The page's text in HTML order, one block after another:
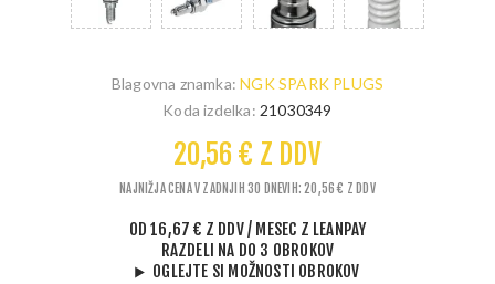
Blagovna znamka: NGK SPARK PLUGS
Koda izdelka: 21030349
20,56 € Z DDV
NAJNIŽJA CENA V ZADNJIH 30 DNEVIH: 20,56 € Z DDV
OD 16,67 € Z DDV/ MESEC Z LEANPAY
RAZDELI NA DO 3 OBROKOV
OGLEJTE SI MOŽNOSTI OBROKOV